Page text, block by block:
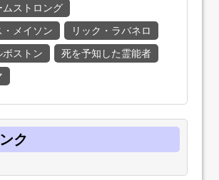
ストロング
メイソン
リック・ラバネロ
ボストン
死を予知した霊能者
ク